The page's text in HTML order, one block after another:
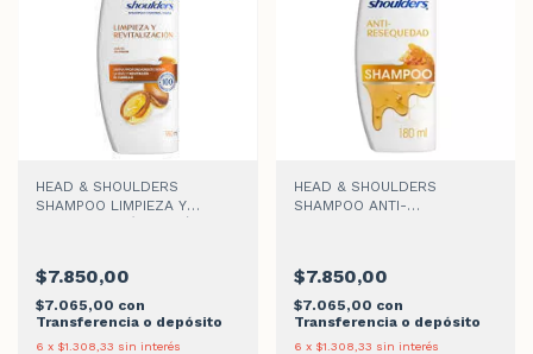
HEAD & SHOULDERS
SHAMPOO LIMPIEZA Y
$7.850,00
$7.065,00 con
Transferencia o depósito
6 x $1.308,33 sin interés
HEAD & SHOULDERS
SHAMPOO ANTI-
$7.850,00
$7.065,00 con
Transferencia o depósito
6 x $1.308,33 sin interés